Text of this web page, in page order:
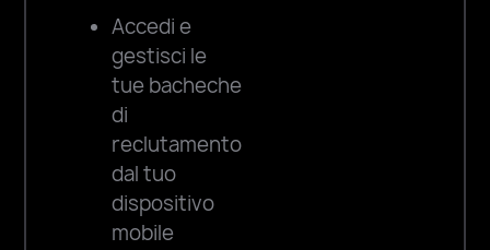
Accedi e
gestisci le
tue bacheche
di
reclutamento
dal tuo
dispositivo
mobile